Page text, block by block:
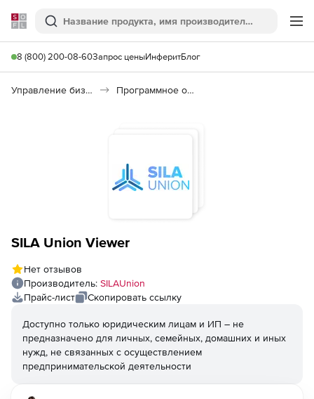
Softline
Поиск
8 (800) 200-08-60Запрос ценыИнферитБлог
Управление бизнесом, CRM/ERP Программное обеспечение для управления бизнесом
SILA Union Viewer
Нет отзывов
Производитель: SILAUnion
Прайс-лист
Скопировать ссылку
Доступно только юридическим лицам и ИП – не
предназначено для личных, семейных, домашних и иных
нужд, не связанных с осуществлением
предпринимательской деятельности